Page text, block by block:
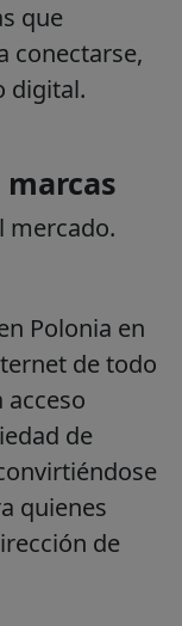
que
conectarse,
digital.
mercado.
Polonia en
de todo
de
quienes
de